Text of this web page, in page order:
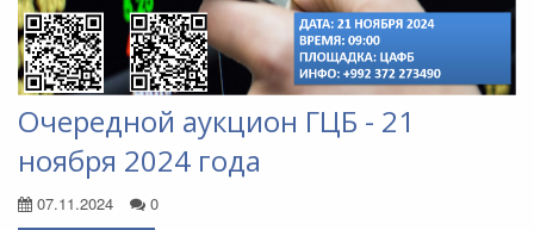
Очередной аукцион ГЦБ - 21
ноября 2024 года
07.11.2024 0